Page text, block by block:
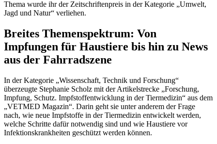
Thema wurde ihr der Zeitschriftenpreis in der Kategorie „Umwelt,
Jagd und Natur“ verliehen.
Breites Themenspektrum: Von
Impfungen für Haustiere bis hin zu News
aus der Fahrradszene
In der Kategorie „Wissenschaft, Technik und Forschung“
überzeugte Stephanie Scholz mit der Artikelstrecke „Forschung,
Impfung, Schutz. Impfstoffentwicklung in der Tiermedizin“ aus dem
„VETMED Magazin“. Darin geht sie unter anderem der Frage
nach, wie neue Impfstoffe in der Tiermedizin entwickelt werden,
welche Schritte dafür notwendig sind und wie Haustiere vor
Infektionskrankheiten geschützt werden können.